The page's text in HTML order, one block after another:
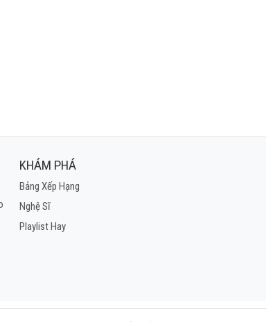
trò chuyện với cô đơn
nhấm lấy từng cơn
vẫn không kém không hơn…
ra xa bằng sự mâu thuẩn bản thân
phút một giây để họ biết rằng ta cần
độc trong danh sách của bề trên
KHÁM PHÁ
Bảng Xếp Hạng
Nghệ Sĩ
Playlist Hay